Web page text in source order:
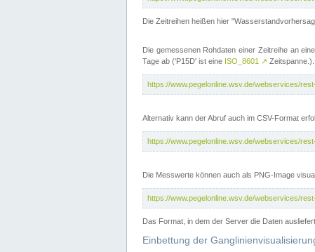
Die Zeitreihen heißen hier
Die gemessenen Rohdaten einer Zeitreihe an
Tage ab ('P15D' ist eine ISO_8601 ↗
https://www.pegelonline.wsv.de/webservices/
Alternativ kann der Abruf auch im CSV-Format
https://www.pegelonline.wsv.de/webservices/
Die Messwerte können auch als PNG-Image
https://www.pegelonline.wsv.de/webservices/
Das Format, in dem der Server die Daten
Einbettung der